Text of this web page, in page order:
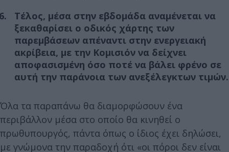
Τέλος, μέσα στην εβδομάδα αναμένεται να
ξεκαθαρίσει ο οδικός χάρτης των
παρεμβάσεων απέναντι στην ενεργειακή
ακρίβεια, με την Κομισιόν να δείχνει
αποφασισμένη όσο ποτέ να βάλει φρένο σε
αυτή την παράνοια των ανεξέλεγκτων τιμών.
Όλα τα παραπάνω θα διαμορφώσουν ένα
περιβάλλον μέσα στο οποίο θα κινηθεί ο
πρωθυπουργός, πάντα όπως ο ίδιος έχει δηλώσει,
με γνώμονα την παραδοχή ότι «οι πόροι δεν είναι